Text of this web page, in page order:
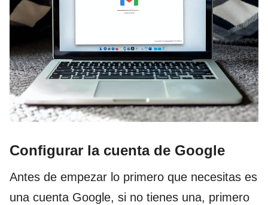
Configurar la cuenta de Google
Antes de empezar lo primero que necesitas es
una cuenta Google, si no tienes una, primero